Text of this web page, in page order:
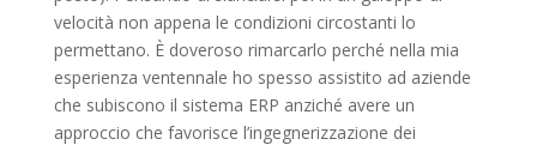
velocità non appena le condizioni circostanti lo
permettano. È doveroso rimarcarlo perché nella mia
esperienza ventennale ho spesso assistito ad aziende
che subiscono il sistema ERP anziché avere un
approccio che favorisce l’ingegnerizzazione dei